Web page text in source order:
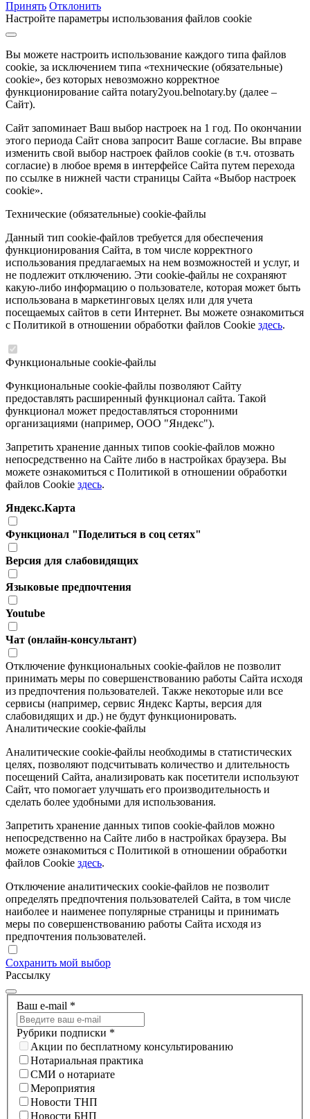
Принять Отклонить
Настройте параметры использования файлов cookie
Вы можете настроить использование каждого типа файлов
cookie, за исключением типа «технические (обязательные)
cookie», без которых невозможно корректное
функционирование сайта notary2you.belnotary.by (далее –
Сайт).
Сайт запоминает Ваш выбор настроек на 1 год. По окончании
этого периода Сайт снова запросит Ваше согласие. Вы вправе
изменить свой выбор настроек файлов cookie (в т.ч. отозвать
согласие) в любое время в интерфейсе Сайта путем перехода
по ссылке в нижней части страницы Сайта «Выбор настроек
cookie».
Технические (обязательные) cookie-файлы
Данный тип cookie-файлов требуется для обеспечения
функционирования Сайта, в том числе корректного
использования предлагаемых на нем возможностей и услуг, и
не подлежит отключению. Эти cookie-файлы не сохраняют
какую-либо информацию о пользователе, которая может быть
использована в маркетинговых целях или для учета
посещаемых сайтов в сети Интернет. Вы можете ознакомиться
с Политикой в отношении обработки файлов Cookie здесь.
Функциональные cookie-файлы
Функциональные cookie-файлы позволяют Сайту
предоставлять расширенный функционал сайта. Такой
функционал может предоставляться сторонними
организациями (например, ООО "Яндекс").
Запретить хранение данных типов cookie-файлов можно
непосредственно на Сайте либо в настройках браузера. Вы
можете ознакомиться с Политикой в отношении обработки
файлов Cookie здесь.
Яндекс.Карта
Функционал "Поделиться в соц сетях"
Версия для слабовидящих
Языковые предпочтения
Youtube
Чат (онлайн-консультант)
Отключение функциональных cookie-файлов не позволит
принимать меры по совершенствованию работы Сайта исходя
из предпочтения пользователей. Также некоторые или все
сервисы (например, сервис Яндекс Карты, версия для
слабовидящих и др.) не будут функционировать.
Аналитические cookie-файлы
Аналитические cookie-файлы необходимы в статистических
целях, позволяют подсчитывать количество и длительность
посещений Сайта, анализировать как посетители используют
Сайт, что помогает улучшать его производительность и
сделать более удобными для использования.
Запретить хранение данных типов cookie-файлов можно
непосредственно на Сайте либо в настройках браузера. Вы
можете ознакомиться с Политикой в отношении обработки
файлов Cookie здесь.
Отключение аналитических cookie-файлов не позволит
определять предпочтения пользователей Сайта, в том числе
наиболее и наименее популярные страницы и принимать
меры по совершенствованию работы Сайта исходя из
предпочтения пользователей.
Сохранить мой выбор
Рассылку
Ваш e-mail *
Рубрики подписки *
Акции по бесплатному консультированию
Нотариальная практика
СМИ о нотариате
Мероприятия
Новости ТНП
Новости БНП